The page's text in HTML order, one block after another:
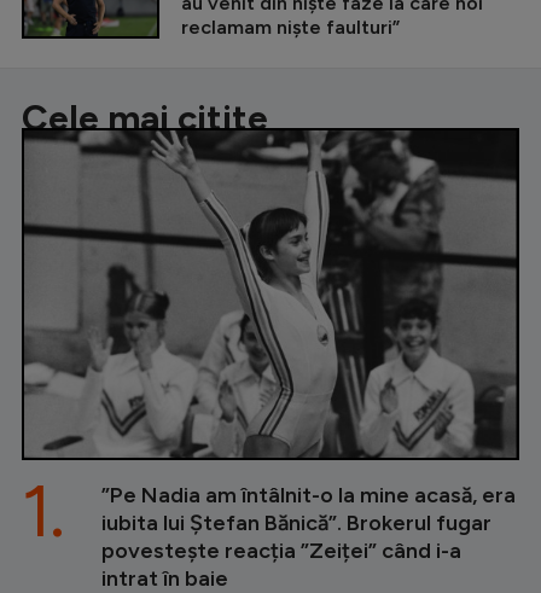
reclamam niște faulturi”
Cele mai citite
”Pe Nadia am întâlnit-o la mine acasă, era
iubita lui Ștefan Bănică”. Brokerul fugar
povestește reacția ”Zeiței” când i-a
intrat în baie
1.